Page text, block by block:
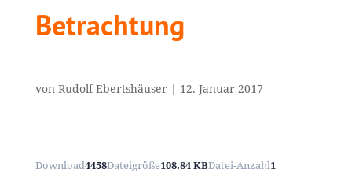
Betrachtung
von Rudolf Ebertshäuser| 12. Januar 2017
Download4458Dateigröße108.84 KBDatei-Anzahl1